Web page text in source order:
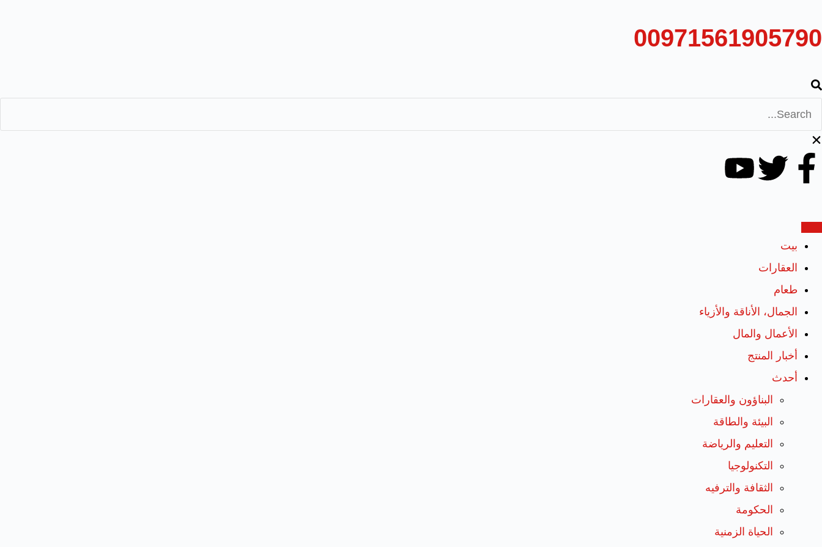
00971561905790
بيت
العقارات
طعام
الجمال، الأناقة والأزياء
الأعمال والمال
أخبار المنتج
أحدث
البناؤون والعقارات
البيئة والطاقة
التعليم والرياضة
التكنولوجيا
الثقافة والترفيه
الحكومة
الحياة الزمنية